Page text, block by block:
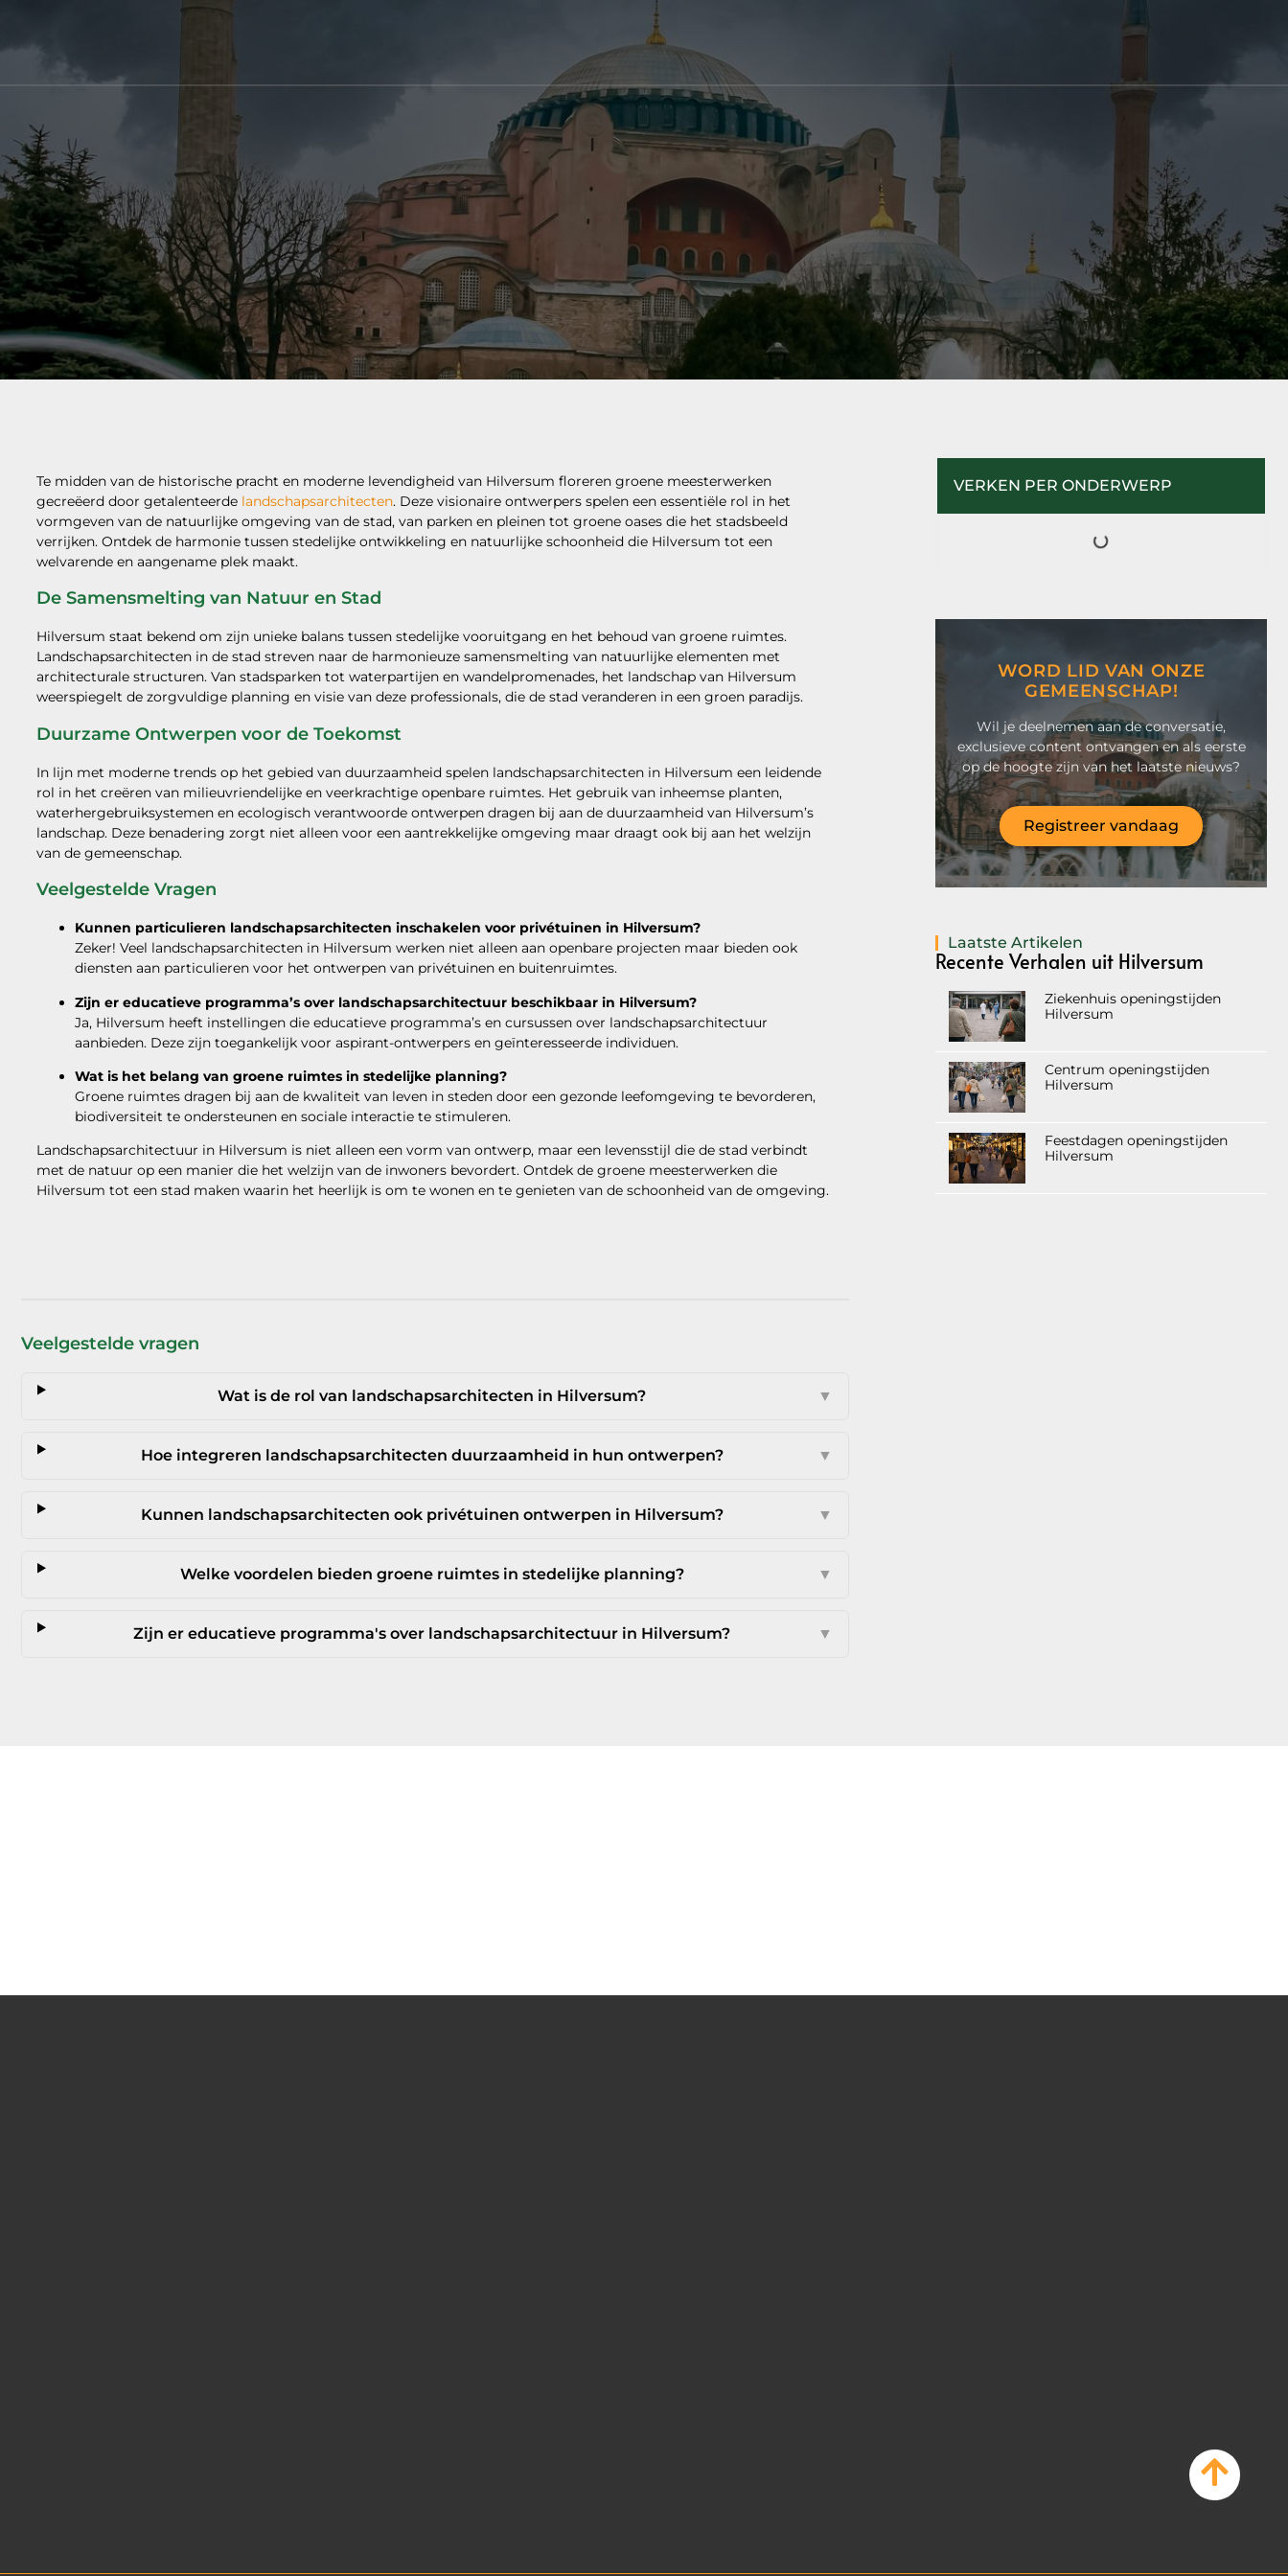
Te midden van de historische pracht en moderne levendigheid van Hilversum floreren groene meesterwerken
gecreëerd door getalenteerde landschapsarchitecten. Deze visionaire ontwerpers spelen een essentiële rol in het
vormgeven van de natuurlijke omgeving van de stad, van parken en pleinen tot groene oases die het stadsbeeld
verrijken. Ontdek de harmonie tussen stedelijke ontwikkeling en natuurlijke schoonheid die Hilversum tot een
welvarende en aangename plek maakt.
De Samensmelting van Natuur en Stad
Hilversum staat bekend om zijn unieke balans tussen stedelijke vooruitgang en het behoud van groene ruimtes.
Landschapsarchitecten in de stad streven naar de harmonieuze samensmelting van natuurlijke elementen met
architecturale structuren. Van stadsparken tot waterpartijen en wandelpromenades, het landschap van Hilversum
weerspiegelt de zorgvuldige planning en visie van deze professionals, die de stad veranderen in een groen paradijs.
Duurzame Ontwerpen voor de Toekomst
In lijn met moderne trends op het gebied van duurzaamheid spelen landschapsarchitecten in Hilversum een leidende
rol in het creëren van milieuvriendelijke en veerkrachtige openbare ruimtes. Het gebruik van inheemse planten,
waterhergebruiksystemen en ecologisch verantwoorde ontwerpen dragen bij aan de duurzaamheid van Hilversum’s
landschap. Deze benadering zorgt niet alleen voor een aantrekkelijke omgeving maar draagt ook bij aan het welzijn
van de gemeenschap.
Veelgestelde Vragen
Kunnen particulieren landschapsarchitecten inschakelen voor privétuinen in Hilversum?
Zeker! Veel landschapsarchitecten in Hilversum werken niet alleen aan openbare projecten maar bieden ook
diensten aan particulieren voor het ontwerpen van privétuinen en buitenruimtes.
Zijn er educatieve programma’s over landschapsarchitectuur beschikbaar in Hilversum?
Ja, Hilversum heeft instellingen die educatieve programma’s en cursussen over landschapsarchitectuur
aanbieden. Deze zijn toegankelijk voor aspirant-ontwerpers en geïnteresseerde individuen.
Wat is het belang van groene ruimtes in stedelijke planning?
Groene ruimtes dragen bij aan de kwaliteit van leven in steden door een gezonde leefomgeving te bevorderen,
biodiversiteit te ondersteunen en sociale interactie te stimuleren.
Landschapsarchitectuur in Hilversum is niet alleen een vorm van ontwerp, maar een levensstijl die de stad verbindt
met de natuur op een manier die het welzijn van de inwoners bevordert. Ontdek de groene meesterwerken die
Hilversum tot een stad maken waarin het heerlijk is om te wonen en te genieten van de schoonheid van de omgeving.
Veelgestelde vragen
Wat is de rol van landschapsarchitecten in Hilversum? ▼
Hoe integreren landschapsarchitecten duurzaamheid in hun ontwerpen? ▼
Kunnen landschapsarchitecten ook privétuinen ontwerpen in Hilversum? ▼
Welke voordelen bieden groene ruimtes in stedelijke planning? ▼
Zijn er educatieve programma's over landschapsarchitectuur in Hilversum? ▼
VERKEN PER ONDERWERP
WORD LID VAN ONZE
GEMEENSCHAP!
Wil je deelnemen aan de conversatie,
exclusieve content ontvangen en als eerste
op de hoogte zijn van het laatste nieuws?
Registreer vandaag
Laatste Artikelen
Recente Verhalen uit Hilversum
Ziekenhuis openingstijden
Hilversum
Centrum openingstijden
Hilversum
Feestdagen openingstijden
Hilversum